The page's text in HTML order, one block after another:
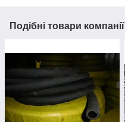
Подібні товари компанії